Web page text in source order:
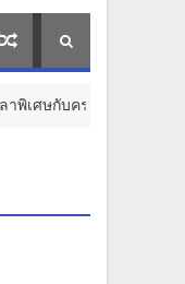
บครัว สร้างความทรงจำ